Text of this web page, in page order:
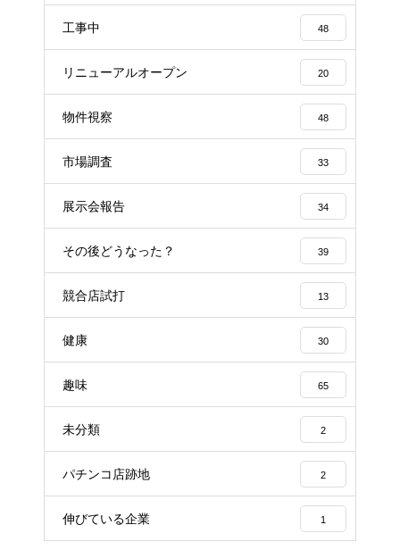
工事中 48
リニューアルオープン 20
物件視察 48
市場調査 33
展示会報告 34
その後どうなった？ 39
競合店試打 13
健康 30
趣味 65
未分類 2
パチンコ店跡地 2
伸びている企業 1